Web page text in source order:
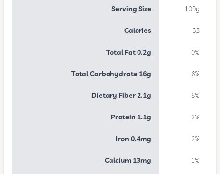
Serving Size 100g
Calories 63
Total Fat 0.2g 0%
Total Carbohydrate 16g 6%
Dietary Fiber 2.1g 8%
Protein 1.1g 2%
Iron 0.4mg 2%
Calcium 13mg 1%